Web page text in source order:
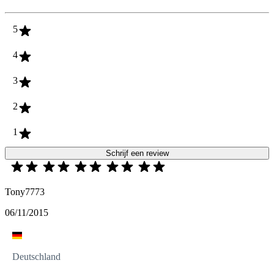
5
4
3
2
1
Schrijf een review
Tony7773
06/11/2015
Deutschland